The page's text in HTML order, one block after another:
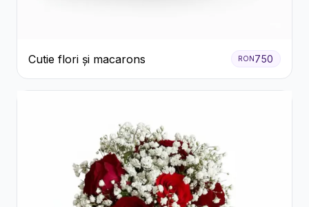
Cutie flori și macarons RON 750